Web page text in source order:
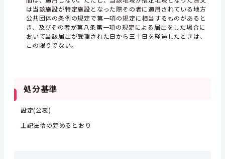
は当該施設が特定施設となった際その者に適用されている地方
公共団体の条例の規定で第一項の規定に相当するものがあると
き、及びその者が第八条第一項の規定による届出をした場合に
おいて当該届出が受理された日から三十日を経過したときは、
この限りでない。
処分基準
設定(公表)
上記法令の定めるとおり